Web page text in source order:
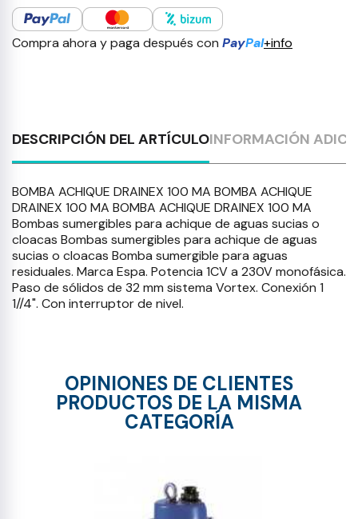
Compra ahora y paga después con PayPal+info
DESCRIPCIÓN DEL ARTÍCULOINFORMACIÓN
BOMBA ACHIQUE DRAINEX 100 MA BOMBA ACHIQUE
DRAINEX 100 MA BOMBA ACHIQUE DRAINEX 100 MA
Bombas sumergibles para achique de aguas sucias o
cloacas Bombas sumergibles para achique de aguas
sucias o cloacas Bomba sumergible para aguas
residuales. Marca Espa. Potencia 1CV a 230V monofásica.
Paso de sólidos de 32 mm sistema Vortex. Conexión 1
1//4". Con interruptor de nivel.
OPINIONES DE CLIENTES
PRODUCTOS DE LA MISMA
CATEGORÍA